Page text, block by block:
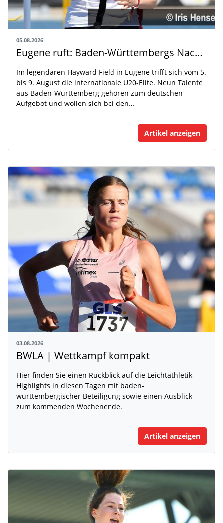
05.08.2026
Eugene ruft: Baden-Württembergs Nachwuchs greift nach der Weltspitze
Im legendären Hayward Field in Eugene trifft sich vom 5.
bis 9. August die internationale U20-Elite. Neun Talente
aus Baden-Württemberg gehören zum deutschen
Aufgebot und wollen sich bei den…
Artikel anzeigen
03.08.2026
BWLA | Wettkampf kompakt
Hier finden Sie einen Rückblick auf die Leichtathletik-
Highlights in diesen Tagen mit baden-
württembergischer Beteiligung sowie einen Ausblick
zum kommenden Wochenende.
Artikel anzeigen